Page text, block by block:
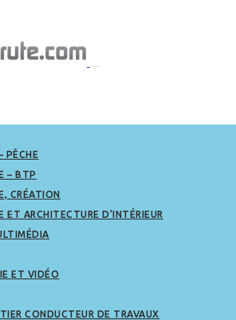
PÊCHE
– BTP
CRÉATION
ET ARCHITECTURE D’INTÉRIEUR
ET VIDÉO
CONDUCTEUR DE TRAVAUX